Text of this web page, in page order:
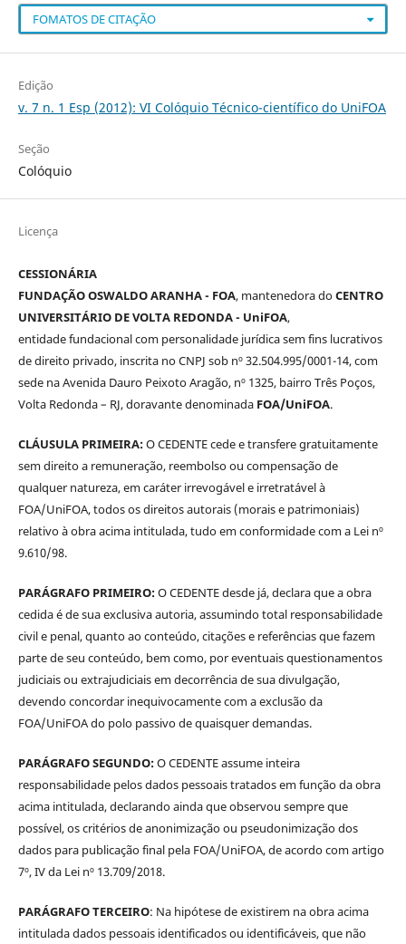
FOMATOS DE CITAÇÃO
Edição
v. 7 n. 1 Esp (2012): VI Colóquio Técnico-científico do UniFOA
Seção
Colóquio
Licença
CESSIONÁRIA
FUNDAÇÃO OSWALDO ARANHA - FOA, mantenedora doCENTRO
UNIVERSITÁRIO DE VOLTA REDONDA - UniFOA,
entidade fundacional com personalidade jurídica sem fins lucrativos
de direito privado, inscrita no CNPJ sob nº 32.504.995/0001-14, com
sede na Avenida Dauro Peixoto Aragão, nº 1325, bairro Três Poços,
Volta Redonda – RJ, doravante denominada FOA/UniFOA.
CLÁUSULA PRIMEIRA:O CEDENTE cede e transfere gratuitamente
sem direito a remuneração, reembolso ou compensação de
qualquer natureza, em caráter irrevogável e irretratável à
FOA/UniFOA, todos os direitos autorais (morais e patrimoniais)
relativo à obra acima intitulada, tudo em conformidade com a Lei nº
9.610/98.
PARÁGRAFO PRIMEIRO:O CEDENTE desde já, declara que a obra
cedida é de sua exclusiva autoria, assumindo total responsabilidade
civil e penal, quanto ao conteúdo, citações e referências que fazem
parte de seu conteúdo, bem como, por eventuais questionamentos
judiciais ou extrajudiciais em decorrência de sua divulgação,
devendo concordar inequivocamente com a exclusão da
FOA/UniFOA do polo passivo de quaisquer demandas.
PARÁGRAFO SEGUNDO:O CEDENTE assume inteira
responsabilidade pelos dados pessoais tratados em função da obra
acima intitulada, declarando ainda que observou sempre que
possível, os critérios de anonimização ou pseudonimização dos
dados para publicação final pela FOA/UniFOA, de acordo com artigo
7º, IV da Lei nº 13.709/2018.
PARÁGRAFO TERCEIRO: Na hipótese de existirem na obra acima
intitulada dados pessoais identificados ou identificáveis, que não